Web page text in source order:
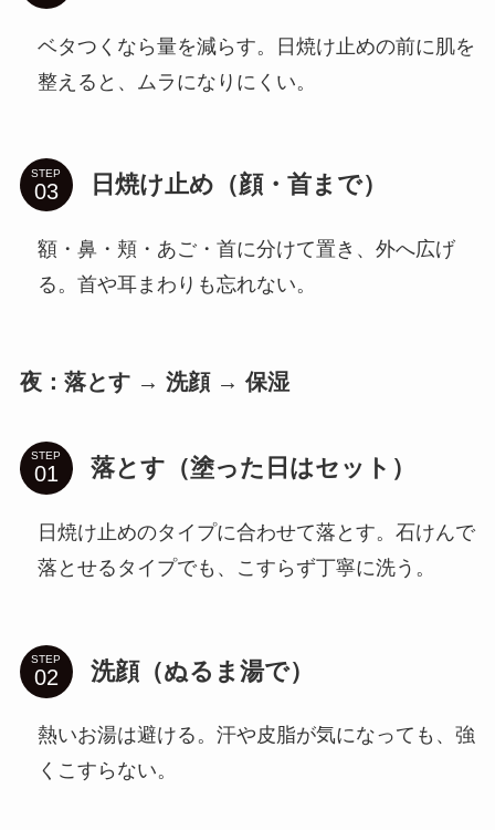
ベタつくなら量を減らす。日焼け止めの前に肌を
整えると、ムラになりにくい。
STEP 日焼け止め（顔・首まで）
額・鼻・頬・あご・首に分けて置き、外へ広げ
る。首や耳まわりも忘れない。
夜：落とす → 洗顔 → 保湿
STEP 落とす（塗った日はセット）
日焼け止めのタイプに合わせて落とす。石けんで
落とせるタイプでも、こすらず丁寧に洗う。
STEP 洗顔（ぬるま湯で）
熱いお湯は避ける。汗や皮脂が気になっても、強
くこすらない。